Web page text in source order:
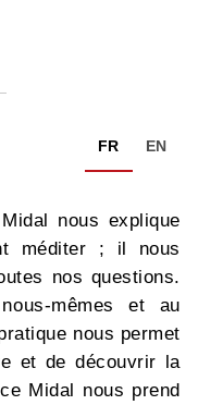
FR EN
nous explique
méditer ; il nous
nos questions.
mêmes et au
nous permet
et de découvrir la
Midal nous prend